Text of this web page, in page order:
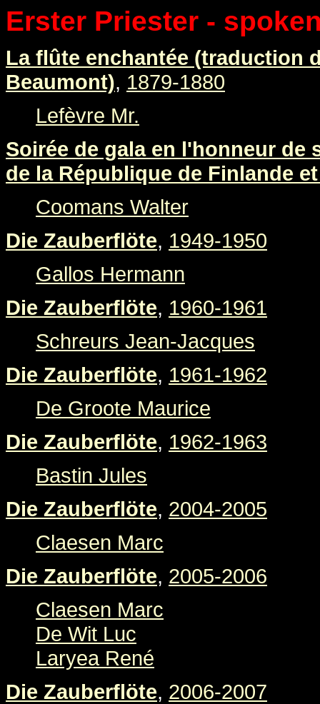
Erster Priester -
La flûte enchantée (traduction
Beaumont), 1879-1880
Lefèvre Mr.
Soirée de gala en l'honneur de
de la République de Finlande
Coomans Walter
Die Zauberflöte, 1949-1950
Gallos Hermann
Die Zauberflöte, 1960-1961
Schreurs Jean-Jacques
Die Zauberflöte, 1961-1962
De Groote Maurice
Die Zauberflöte, 1962-1963
Bastin Jules
Die Zauberflöte, 2004-2005
Claesen Marc
Die Zauberflöte, 2005-2006
Claesen Marc
De Wit Luc
Laryea René
Die Zauberflöte, 2006-2007